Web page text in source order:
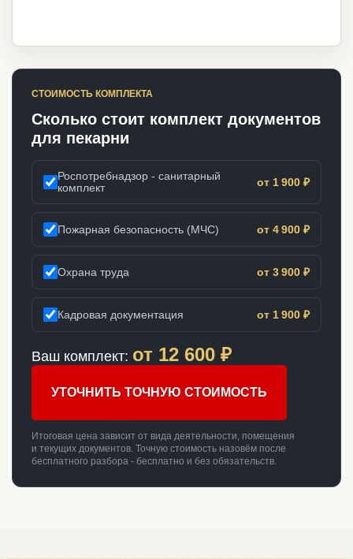
СТОИМОСТЬ КОМПЛЕКТА
Сколько стоит комплект документов
для пекарни
Роспотребнадзор - санитарный
комплект
от 1 900 ₽
Пожарная безопасность (МЧС) от 4 900 ₽
Охрана труда от 3 900 ₽
Кадровая документация от 1 900 ₽
Ваш комплект: от 12 600 ₽
УТОЧНИТЬ ТОЧНУЮ СТОИМОСТЬ
Итоговая цена зависит от вида деятельности, помещения
и текущих документов. Точную стоимость назовём после
бесплатного разбора - бесплатно и без обязательств.